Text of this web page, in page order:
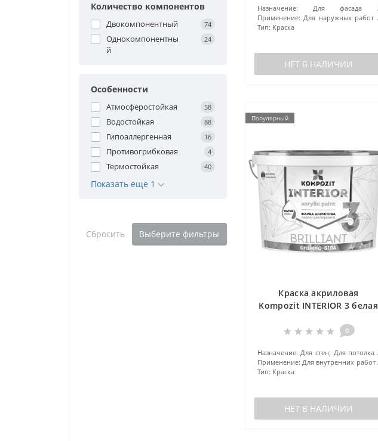
Количество компонентов
Двокомпонентный 74
Однокомпонентны
й
24
Особенности
Атмосферостойкая 58
Водостойкая 88
Гипоаллергенная 16
Противогрибковая 4
Термостойкая 40
Показать еще 1
Сбросить Выберите фильтры
Назначение:
Для фасада
Применение: Для наружных работ
Тип: Краска
НЕТ В НАЛИЧИИ
Популярный
Краска акриловая
Kompozit INTERIOR 3 белая
0
Назначение: Для стен; Для потолка
Применение: Для внутренних работ
Тип: Краска
НЕТ В НАЛИЧИИ